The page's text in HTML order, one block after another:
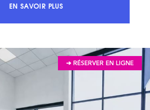
EN SAVOIR PLUSACCÉDEZ À 100% DU MARCHÉ ET
➔ RÉSERVER EN LIGNE